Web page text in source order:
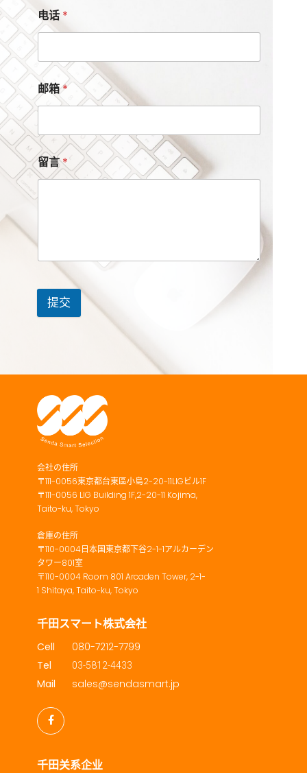
电话 *
邮箱*
留言*
提交
会社の住所
〒111-0056東京都台東區小島2-20-11LIGビル1F
〒111-0056 LIG Building 1F,2-20-11 Kojima,
Taito-ku, Tokyo
倉庫の住所
〒110-0004日本国東京都下谷2-1-1アルカーデン
タワー801室
〒110-0004 Room 801 Arcaden Tower, 2-1-
1 Shitaya, Taito-ku, Tokyo
千田スマート株式会社
Cell
080-7212-7799
Tel
03-5812-4433
Mail sales@sendasmart.jp
千田关系企业